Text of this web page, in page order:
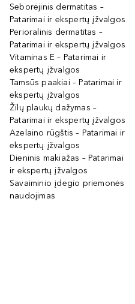
Seborėjinis dermatitas –
Patarimai ir ekspertų įžvalgos
Perioralinis dermatitas –
Patarimai ir ekspertų įžvalgos
Vitaminas E – Patarimai ir
ekspertų įžvalgos
Tamsūs paakiai – Patarimai ir
ekspertų įžvalgos
Žilų plaukų dažymas –
Patarimai ir ekspertų įžvalgos
Azelaino rūgštis – Patarimai ir
ekspertų įžvalgos
Dieninis makiažas – Patarimai
ir ekspertų įžvalgos
Savaiminio įdegio priemonės
naudojimas